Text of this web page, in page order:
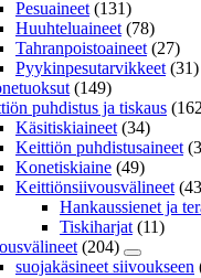
Pesuaineet (131)
Huuhteluaineet (78)
Tahranpoistoaineet (27)
Pyykinpesutarvikkeet (31)
(149)
puhdistus ja tiskaus
Käsitiskiaineet (34)
Keittiön puhdistusaineet
Konetiskiaine (49)
Keittiönsiivousvälineet
Hankaussienet ja
Tiskiharjat (11)
(204)
suojakäsineet siivoukseen